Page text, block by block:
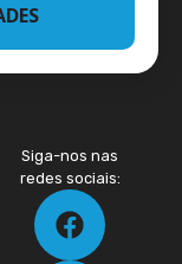
Siga-nos nas
redes sociais: